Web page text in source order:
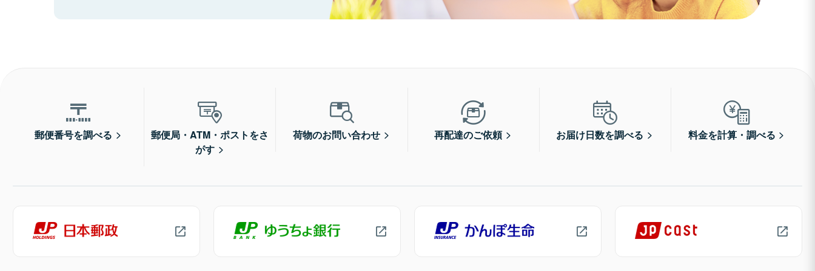
郵便番号を調べる
郵便局・ATM・ポストをさ
がす
荷物のお問い合わせ 再配達のご依頼 お届け日数を調べる 料金を計算・調べる